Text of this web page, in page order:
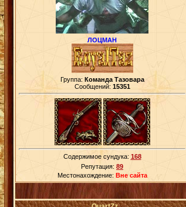
ЛОЦМАН
Группа: Команда Тазовара
Сообщений: 15351
Содержимое сундука: 168
Репутация: 89
Местонахождение: Вне сайта